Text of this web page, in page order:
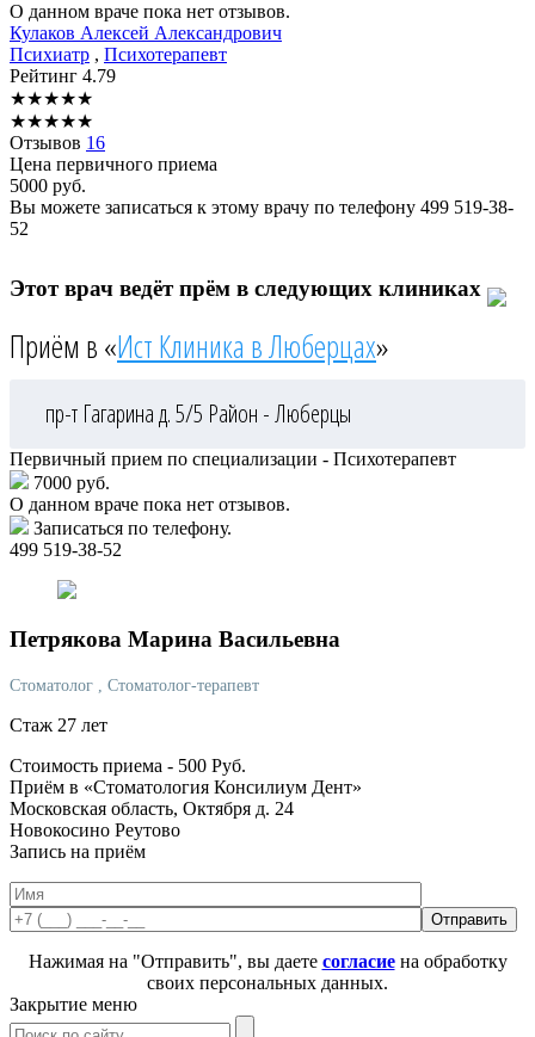
О данном враче пока нет отзывов.
Кулаков Алексей Александрович
Психиатр , Психотерапевт
Рейтинг 4.79
★★★★★
★★★★★
Отзывов 16
Цена первичного приема
5000 руб.
Вы можете записаться к этому врачу по телефону 499 519-38-
52
Этот врач ведёт прём в следующих клиниках
Приём в «Ист Клиника в Люберцах»
пр-т Гагарина д. 5/5 Район - Люберцы
Первичный прием по специализации - Психотерапевт
7000 руб.
О данном враче пока нет отзывов.
Записаться по телефону.
499 519-38-52
Петрякова Марина Васильевна
Стоматолог , Стоматолог-терапевт
Стаж 27 лет
Стоимость приема - 500 Руб.
Приём в «Стоматология Консилиум Дент»
Московская область, Октября д. 24
Новокосино Реутово
Запись на приём
Нажимая на "Отправить", вы даете согласиена обработку
своих персональных данных.
Закрытие меню